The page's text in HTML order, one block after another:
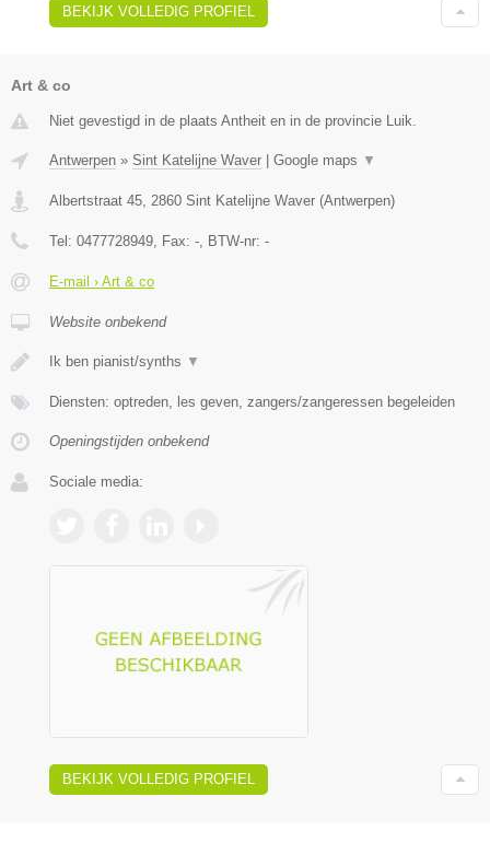
BEKIJK VOLLEDIG PROFIEL
Art & co
Niet gevestigd in de plaats Antheit en in de provincie Luik.
Antwerpen » Sint Katelijne Waver | Google maps ▼
Albertstraat 45 2860 Sint Katelijne Waver (Antwerpen)
Tel: 0477728949 , Fax: - , BTW-nr: -
E-mail › Art & co
Website onbekend
Ik ben pianist/synths ▼
Diensten: optreden, les geven, zangers/zangeressen begeleiden
Openingstijden onbekend
Sociale media:
BEKIJK VOLLEDIG PROFIEL